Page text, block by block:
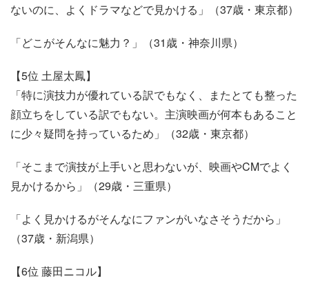
ないのに、よくドラマなどで見かける」（37歳・東京都）
「どこがそんなに魅力？」（31歳・神奈川県）
【5位 土屋太鳳】
「特に演技力が優れている訳でもなく、またとても整った
顔立ちをしている訳でもない。主演映画が何本もあること
に少々疑問を持っているため」（32歳・東京都）
「そこまで演技が上手いと思わないが、映画やCMでよく
見かけるから」（29歳・三重県）
「よく見かけるがそんなにファンがいなさそうだから」
（37歳・新潟県）
【6位 藤田ニコル】